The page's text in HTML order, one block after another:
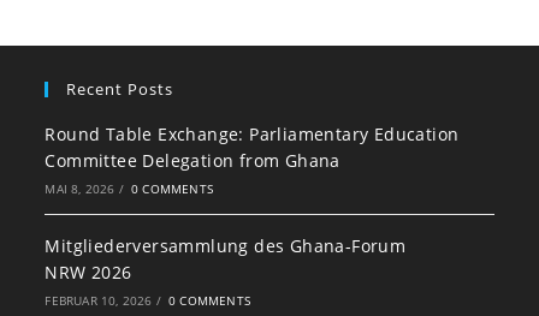
Recent Posts
Round Table Exchange: Parliamentary Education
Committee Delegation from Ghana
MAI 8, 2026 / 0 COMMENTS
Mitgliederversammlung des Ghana-Forum
NRW 2026
FEBRUAR 10, 2026 / 0 COMMENTS